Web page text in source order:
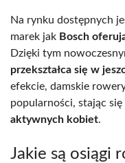
Na rynku dostępnych
marek jak Bosch
Dzięki tym
przekształca się w
efekcie, damskie
popularności, stając
aktywnych kobiet.
Jakie są osiągi